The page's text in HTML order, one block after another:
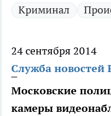
Криминал
24 сентября 2014
Служба новостей
Московские
камеры